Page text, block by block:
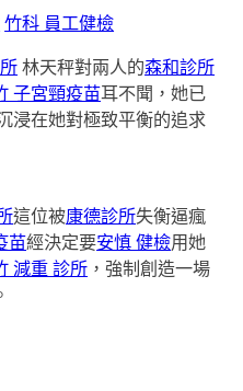
竹科 員工健檢
林天秤對兩人的森和診所
子宮頸疫苗耳不聞，她已
浸在她對極致平衡的追求
這位被康德診所失衡逼瘋
苗經決定要安慎 健檢用她
減重 診所 ，強制創造一場